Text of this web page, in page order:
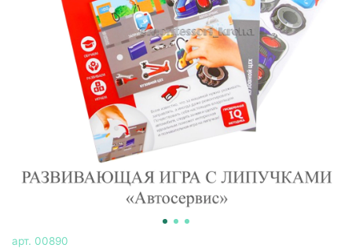
арт. 00890